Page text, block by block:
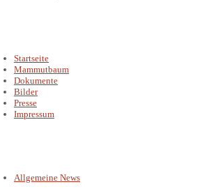
Startseite
Mammutbaum
Dokumente
Bilder
Presse
Impressum
Allgemeine News